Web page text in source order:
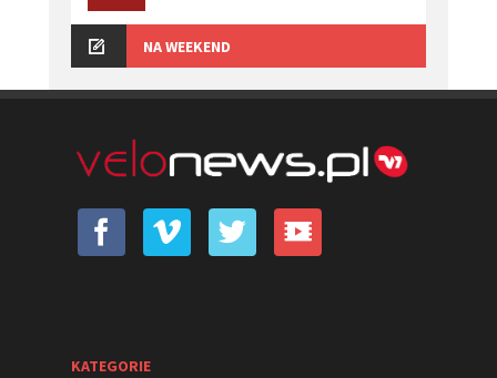
NA WEEKEND
KATEGORIE